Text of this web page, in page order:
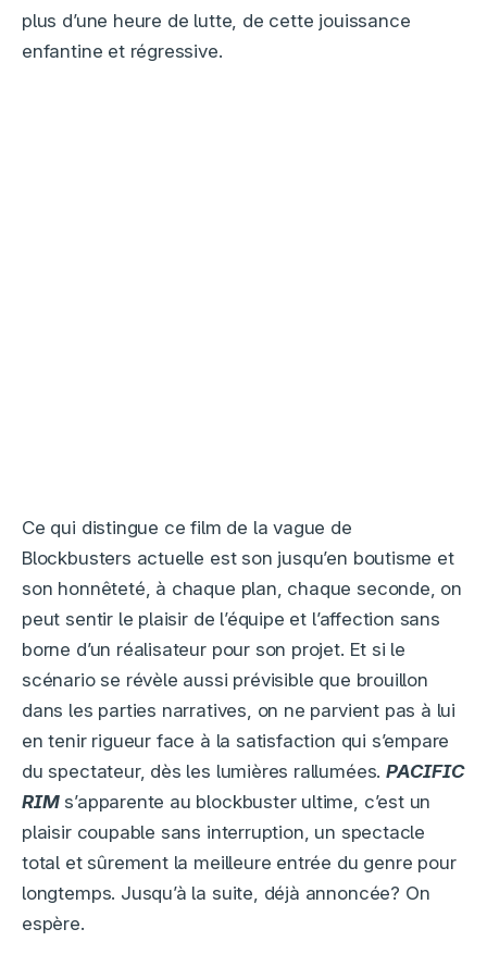
plus d’une heure de lutte, de cette jouissance
enfantine et régressive.
Ce qui distingue ce film de la vague de
Blockbusters actuelle est son jusqu’en boutisme et
son honnêteté, à chaque plan, chaque seconde, on
peut sentir le plaisir de l’équipe et l’affection sans
borne d’un réalisateur pour son projet. Et si le
scénario se révèle aussi prévisible que brouillon
dans les parties narratives, on ne parvient pas à lui
en tenir rigueur face à la satisfaction qui s’empare
du spectateur, dès les lumières rallumées. PACIFIC
RIMs’apparente au blockbuster ultime, c’est un
plaisir coupable sans interruption, un spectacle
total et sûrement la meilleure entrée du genre pour
longtemps. Jusqu’à la suite, déjà annoncée? On
espère.